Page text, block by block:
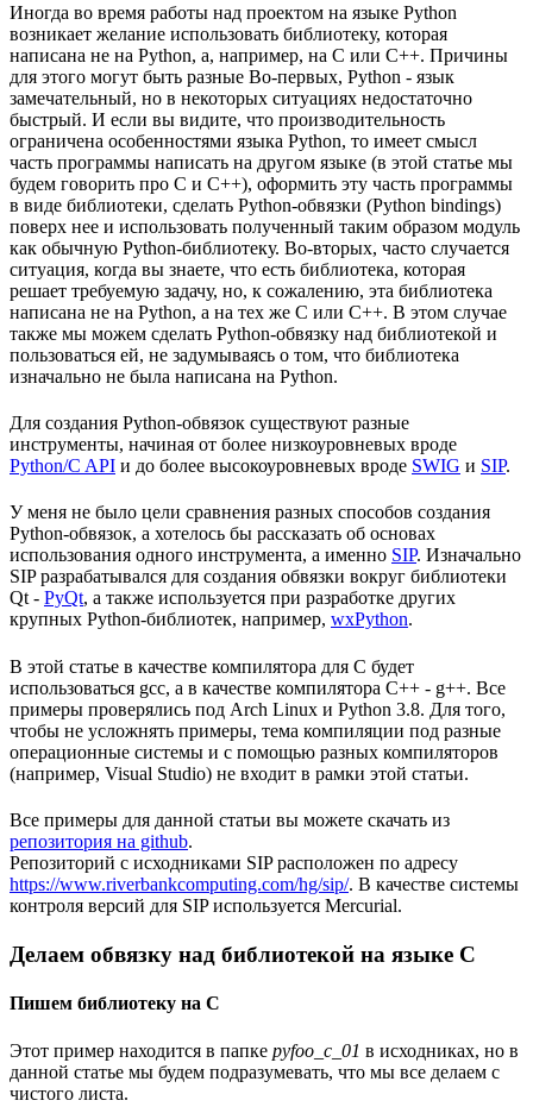
Иногда во время работы над проектом на языке Python
возникает желание использовать библиотеку, которая
написана не на Python, а, например, на C или C++. Причины
для этого могут быть разные Во-первых, Python - язык
замечательный, но в некоторых ситуациях недостаточно
быстрый. И если вы видите, что производительность
ограничена особенностями языка Python, то имеет смысл
часть программы написать на другом языке (в этой статье мы
будем говорить про C и C++), оформить эту часть программы
в виде библиотеки, сделать Python-обвязки (Python bindings)
поверх нее и использовать полученный таким образом модуль
как обычную Python-библиотеку. Во-вторых, часто случается
ситуация, когда вы знаете, что есть библиотека, которая
решает требуемую задачу, но, к сожалению, эта библиотека
написана не на Python, а на тех же C или C++. В этом случае
также мы можем сделать Python-обвязку над библиотекой и
пользоваться ей, не задумываясь о том, что библиотека
изначально не была написана на Python.
Для создания Python-обвязок существуют разные
инструменты, начиная от более низкоуровневых вроде
Python/C API и до более высокоуровневых вроде SWIG и SIP.
У меня не было цели сравнения разных способов создания
Python-обвязок, а хотелось бы рассказать об основах
использования одного инструмента, а именно SIP. Изначально
SIP разрабатывался для создания обвязки вокруг библиотеки
Qt - PyQt, а также используется при разработке других
крупных Python-библиотек, например, wxPython.
В этой статье в качестве компилятора для C будет
использоваться gcc, а в качестве компилятора C++ - g++. Все
примеры проверялись под Arch Linux и Python 3.8. Для того,
чтобы не усложнять примеры, тема компиляции под разные
операционные системы и с помощью разных компиляторов
(например, Visual Studio) не входит в рамки этой статьи.
Все примеры для данной статьи вы можете скачать из
репозитория на github.
Репозиторий с исходниками SIP расположен по адресу
https://www.riverbankcomputing.com/hg/sip/. В качестве системы
контроля версий для SIP используется Mercurial.
Делаем обвязку над библиотекой на языке C
Пишем библиотеку на C
Этот пример находится в папке pyfoo_c_01 в исходниках, но в
данной статье мы будем подразумевать, что мы все делаем с
чистого листа.